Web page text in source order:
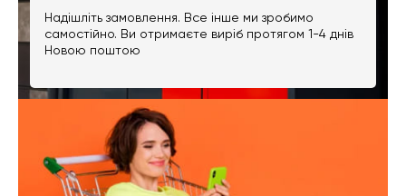
Надішліть замовлення. Все інше ми зробимо
самостійно. Ви отримаєте виріб протягом 1-4 днів
Новою поштою